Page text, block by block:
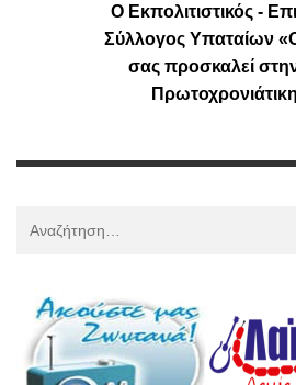
Ο Εκπολιτιστικός -
Σύλλογος Υπαταίων
σας προσκαλεί